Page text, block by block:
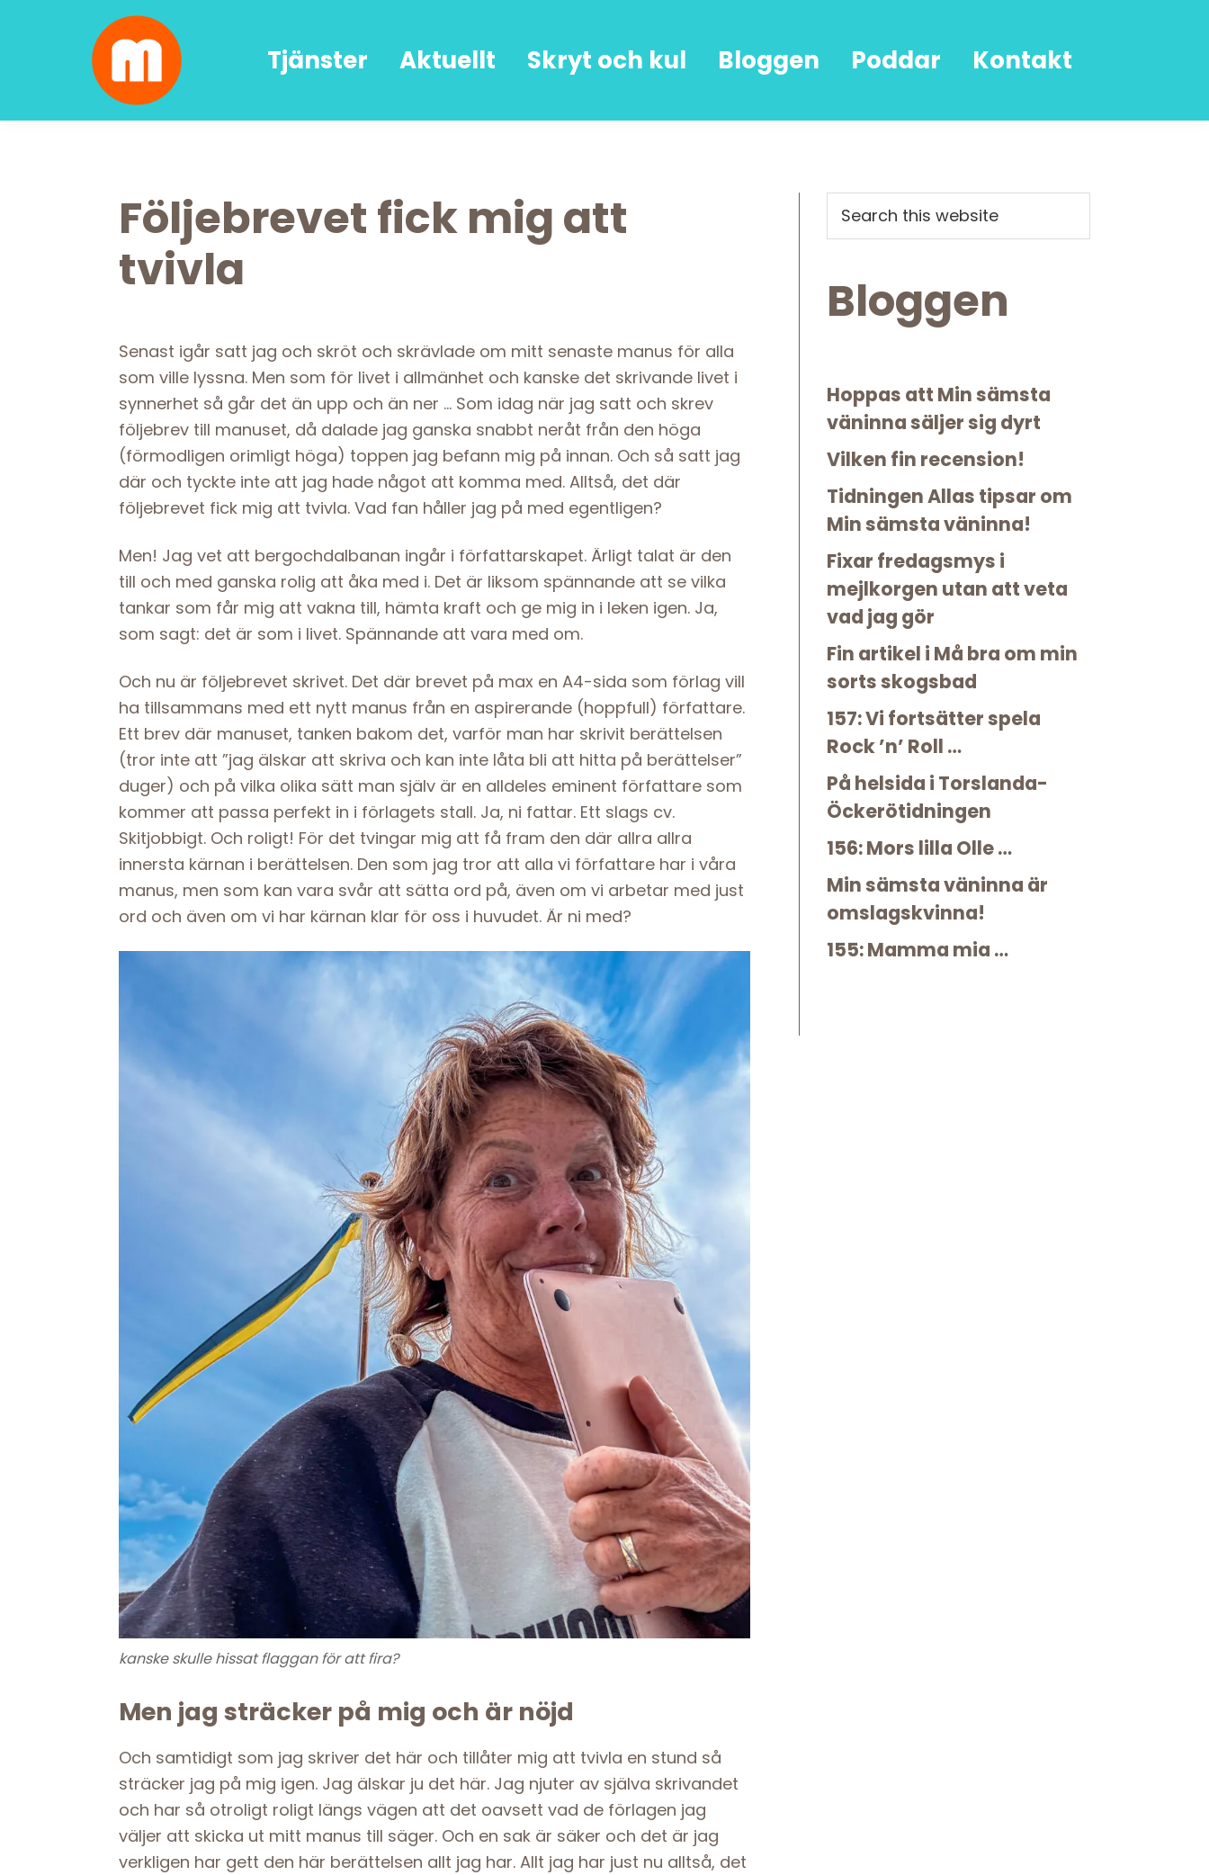
Malin
författarskap
Tjänster Aktuellt Skryt och kul Bloggen Poddar Kontakt
Följebrevet fick mig att
tvivla
Senast igår satt jag och skröt och skrävlade om mitt senaste manus för alla
som ville lyssna. Men som för livet i allmänhet och kanske det skrivande livet i
synnerhet så går det än upp och än ner … Som idag när jag satt och skrev
följebrev till manuset, då dalade jag ganska snabbt neråt från den höga
(förmodligen orimligt höga) toppen jag befann mig på innan. Och så satt jag
där och tyckte inte att jag hade något att komma med. Alltså, det där
följebrevet fick mig att tvivla. Vad fan håller jag på med egentligen?
Men! Jag vet att bergochdalbanan ingår i författarskapet. Ärligt talat är den
till och med ganska rolig att åka med i. Det är liksom spännande att se vilka
tankar som får mig att vakna till, hämta kraft och ge mig in i leken igen. Ja,
som sagt: det är som i livet. Spännande att vara med om.
Och nu är följebrevet skrivet. Det där brevet på max en A4-sida som förlag vill
ha tillsammans med ett nytt manus från en aspirerande (hoppfull) författare.
Ett brev där manuset, tanken bakom det, varför man har skrivit berättelsen
(tror inte att ”jag älskar att skriva och kan inte låta bli att hitta på berättelser”
duger) och på vilka olika sätt man själv är en alldeles eminent författare som
kommer att passa perfekt in i förlagets stall. Ja, ni fattar. Ett slags cv.
Skitjobbigt. Och roligt! För det tvingar mig att få fram den där allra allra
innersta kärnan i berättelsen. Den som jag tror att alla vi författare har i våra
manus, men som kan vara svår att sätta ord på, även om vi arbetar med just
ord och även om vi har kärnan klar för oss i huvudet. Är ni med?
kanske skulle hissat flaggan för att fira?
Men jag sträcker på mig och är nöjd
Och samtidigt som jag skriver det här och tillåter mig att tvivla en stund så
sträcker jag på mig igen. Jag älskar ju det här. Jag njuter av själva skrivandet
och har så otroligt roligt längs vägen att det oavsett vad de förlagen jag
väljer att skicka ut mitt manus till säger. Och en sak är säker och det är jag
verkligen har gett den här berättelsen allt jag har. Allt jag har just nu alltså, det
Primary
Sidebar
this
website
Bloggen
Hoppas att Min sämsta
väninna säljer sig dyrt
Vilken fin recension!
Tidningen Allas tipsar om
Min sämsta väninna!
Fixar fredagsmys i
mejlkorgen utan att veta
vad jag gör
Fin artikel i Må bra om min
sorts skogsbad
157: Vi fortsätter spela
Rock ’n’ Roll …
På helsida i Torslanda-
Öckerötidningen
156: Mors lilla Olle …
Min sämsta väninna är
omslagskvinna!
155: Mamma mia …